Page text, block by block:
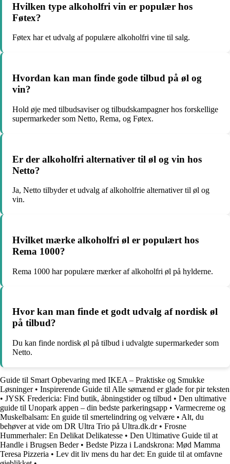
Hvilken type alkoholfri vin er populær hos
Føtex?
Føtex har et udvalg af populære alkoholfri vine til salg.
Hvordan kan man finde gode tilbud på øl og
vin?
Hold øje med tilbudsaviser og tilbudskampagner hos forskellige
supermarkeder som Netto, Rema, og Føtex.
Er der alkoholfri alternativer til øl og vin hos
Netto?
Ja, Netto tilbyder et udvalg af alkoholfrie alternativer til øl og
vin.
Hvilket mærke alkoholfri øl er populært hos
Rema 1000?
Rema 1000 har populære mærker af alkoholfri øl på hylderne.
Hvor kan man finde et godt udvalg af nordisk øl
på tilbud?
Du kan finde nordisk øl på tilbud i udvalgte supermarkeder som
Netto.
Guide til Smart Opbevaring med IKEA – Praktiske og Smukke
Løsninger• Inspirerende Guide til Alle sømænd er glade for pir teksten
• JYSK Fredericia: Find butik, åbningstider og tilbud • Den ultimative
guide til Unopark appen – din bedste parkeringsapp • Varmecreme og
Muskelbalsam: En guide til smertelindring og velvære • Alt, du
behøver at vide om DR Ultra Trio på Ultra.dk.dr• Frosne
Hummerhaler: En Delikat Delikatesse • Den Ultimative Guide til at
Handle i Brugsen Beder• Bedste Pizza i Landskrona: Mød Mamma
Teresa Pizzeria • Lev dit liv mens du har det: En guide til at omfavne